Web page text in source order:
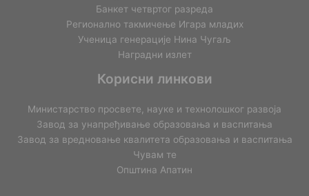
Банкет четвртог разреда
Регионално такмичењe Игара младих
Ученица генерације Нина Чугаљ
Наградни излет
Корисни линкови
Министарство просвете, науке и технолошког развоја
Завод за унапређивање образовања и васпитања
Завод за вредновање квалитета образовања и васпитања
Чувам те
Општина Апатин